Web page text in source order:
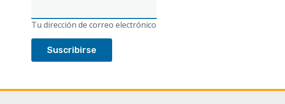
electrónico
Tu dirección de correo electrónico